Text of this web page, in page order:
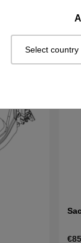
Select country